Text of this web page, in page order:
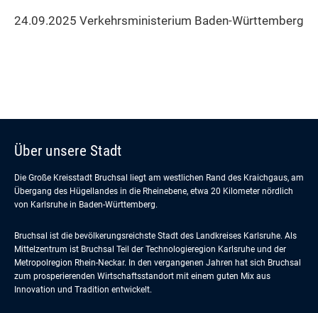
24.09.2025 Verkehrsministerium Baden-Württemberg
Über unsere Stadt
Die Große Kreisstadt Bruchsal liegt am westlichen Rand des Kraichgaus, am
Übergang des Hügellandes in die Rheinebene, etwa 20 Kilometer nördlich
von Karlsruhe in Baden-Württemberg.
Bruchsal ist die bevölkerungsreichste Stadt des Landkreises Karlsruhe. Als
Mittelzentrum ist Bruchsal Teil der Technologieregion Karlsruhe und der
Metropolregion Rhein-Neckar. In den vergangenen Jahren hat sich Bruchsal
zum prosperierenden Wirtschaftsstandort mit einem guten Mix aus
Innovation und Tradition entwickelt.